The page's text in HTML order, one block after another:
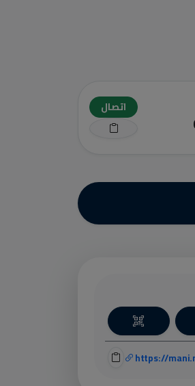
اتصال
https://